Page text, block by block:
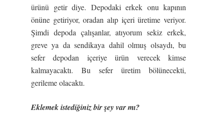
ürünü getir diye. Depodaki erkek onu kapının
önüne getiriyor, oradan alıp içeri üretime veriyor.
Şimdi depoda çalışanlar, atıyorum sekiz erkek,
greve ya da sendikaya dahil olmuş olsaydı, bu
sefer depodan içeriye ürün verecek kimse
kalmayacaktı. Bu sefer üretim bölünecekti,
gerileme olacaktı.
Eklemek istediğiniz birşey var mı?